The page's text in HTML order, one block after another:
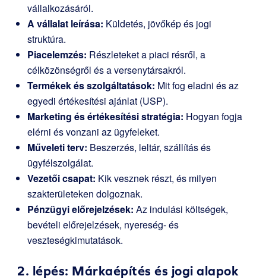
vállalkozásáról.
A vállalat leírása: Küldetés, jövőkép és jogi
struktúra.
Piacelemzés: Részleteket a piaci résről, a
célközönségről és a versenytársakról.
Termékek és szolgáltatások: Mit fog eladni és az
egyedi értékesítési ajánlat (USP).
Marketing és értékesítési stratégia: Hogyan fogja
elérni és vonzani az ügyfeleket.
Műveleti terv: Beszerzés, leltár, szállítás és
ügyfélszolgálat.
Vezetői csapat: Kik vesznek részt, és milyen
szakterületeken dolgoznak.
Pénzügyi előrejelzések: Az indulási költségek,
bevételi előrejelzések, nyereség- és
veszteségkimutatások.
2. lépés: Márkaépítés és jogi alapok